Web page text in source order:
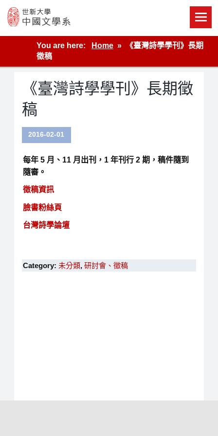
content
世新大學教學單位的網站
You are here:
Home
《臺灣詩學學刊》長期
徵稿
《臺灣詩學學刊》長期徵
稿
2016-02-01
每年 5 月、11 月出刊，1 年刊行 2 期，稿件隨到
隨審。
徵稿資訊
臉書粉絲頁
台灣詩學論壇
Category: 未分類, 研討會、徵稿